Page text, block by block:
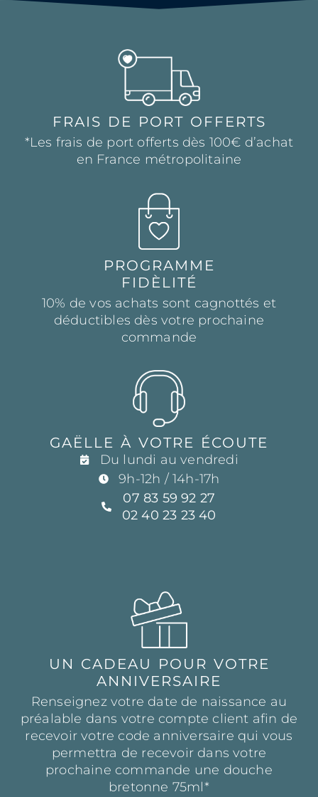
FRAIS DE PORT OFFERTS
*Les frais de port offerts dès 100€ d’achat
en France métropolitaine
PROGRAMME
FIDÈLITÉ
10% de vos achats sont cagnottés et
déductibles dès votre prochaine
commande
GAËLLE À VOTRE ÉCOUTE
Du lundi au vendredi
9h-12h / 14h-17h
07 83 59 92 27
02 40 23 23 40
UN CADEAU POUR VOTRE
ANNIVERSAIRE
Renseignez votre date de naissance au
préalable dans votre compte client afin de
recevoir votre code anniversaire qui vous
permettra de recevoir dans votre
prochaine commande une douche
bretonne 75ml*